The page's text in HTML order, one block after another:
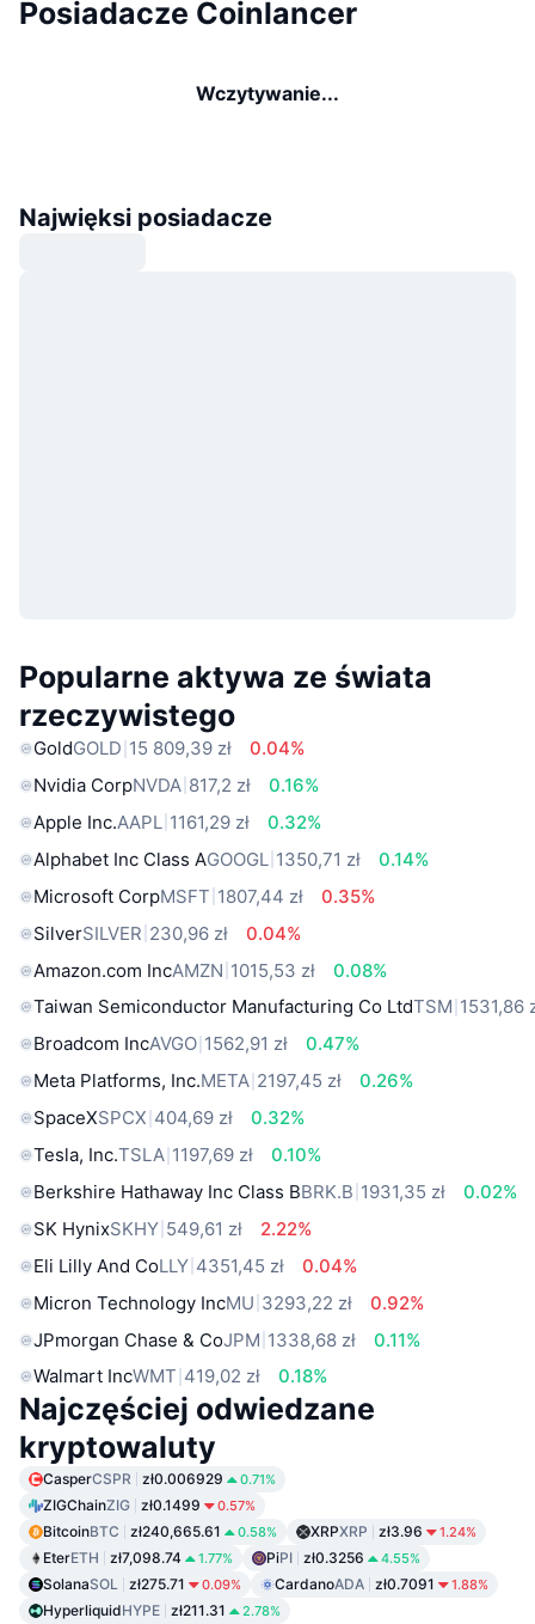
Posiadacze Coinlancer
Wczytywanie...
Najwięksi posiadacze
Popularne aktywa ze świata
rzeczywistego
GoldGOLD 15 809,39 zł
0.04%
Nvidia CorpNVDA 817,2 zł
0.16%
Apple Inc.AAPL 1161,29 zł
0.32%
Alphabet Inc Class AGOOGL 1350,71 zł
0.14%
Microsoft CorpMSFT 1807,44 zł
0.35%
SilverSILVER 230,96 zł
0.04%
Amazon.com IncAMZN 1015,53 zł
0.08%
Taiwan Semiconductor Manufacturing Co LtdTSM 1531,86
Broadcom IncAVGO 1562,91 zł
0.47%
Meta Platforms, Inc.META 2197,45 zł
0.26%
SpaceXSPCX 404,69 zł
0.32%
Tesla, Inc.TSLA 1197,69 zł
0.10%
Berkshire Hathaway Inc Class BBRK.B 1931,35 zł
0.02%
SK HynixSKHY 549,61 zł
2.22%
Eli Lilly And CoLLY 4351,45 zł
0.04%
Micron Technology IncMU 3293,22 zł
0.92%
JPmorgan Chase & CoJPM 1338,68 zł
0.11%
Walmart IncWMT 419,02 zł 0.18%
Najczęściej odwiedzane
kryptowaluty
CasperCSPR zł0.006929 0.71%
ZIGChainZIG zł0.1499 0.57%
BitcoinBTC zł240,665.61 0.58% XRPXRP zł3.96 1.24%
EterETH zł7,098.74 1.77% PiPI zł0.3256 4.55%
SolanaSOL zł275.71 0.09% CardanoADA zł0.7091 1.88%
HyperliquidHYPE zł211.31 2.78%